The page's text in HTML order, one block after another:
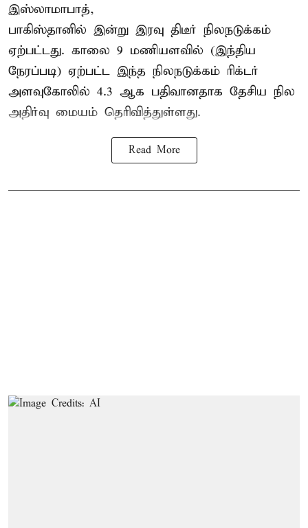
இஸ்லாமாபாத்,
பாகிஸ்தானில் இன்று இரவு திடீர் நிலநடுக்கம்
ஏற்பட்டது. காலை 9 மணியளவில் (இந்திய
நேரப்படி) ஏற்பட்ட இந்த நிலநடுக்கம் ரிக்டர்
அளவுகோலில் 4.3 ஆக பதிவானதாக தேசிய நில
அதிர்வு மையம் தெரிவித்துள்ளது.
Read More